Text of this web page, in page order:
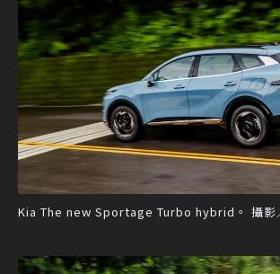
Kia The new Sportage Turbo hybrid。 攝影